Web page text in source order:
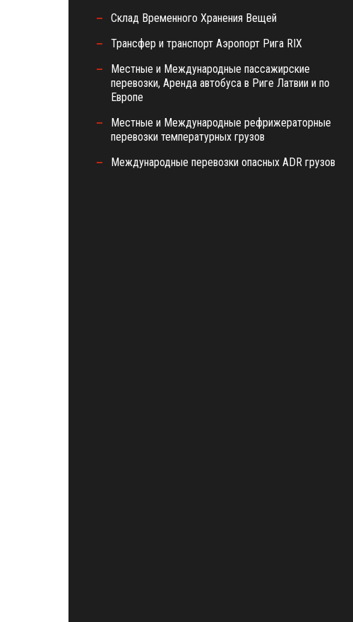
Склад Временного Хранения Вещей
Трансфер и транспорт Аэропорт Рига RIX
Местные и Международные пассажирские
перевозки, Аренда автобуса в Риге Латвии и по
Европе
Местные и Международные рефрижераторные
перевозки температурных грузов
Международные перевозки опасных ADR грузов